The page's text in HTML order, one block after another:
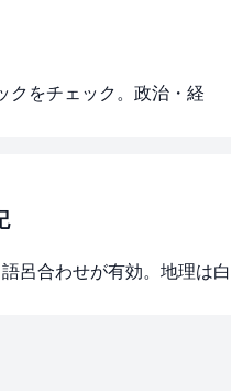
クをチェック。政治・経
呂合わせが有効。地理は白